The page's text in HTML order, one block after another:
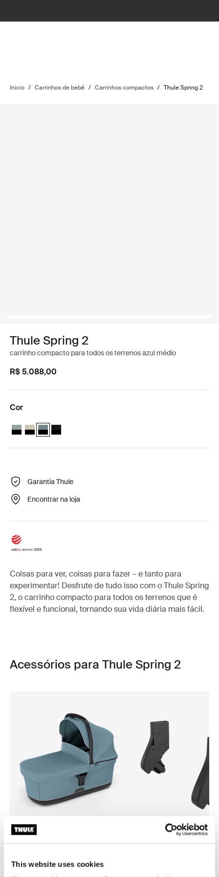
This website uses cookies
Início / Carrinhos de bebê / Carrinhos compactos / Thule Spring 2
Thule Spring 2
carrinho compacto para todos os terrenos azul médio
R$ 5.088,00
Cor
Thule Spring 2 Verde névoa no preto
Thule Spring 2 Soft Beige
Thule Spring 2 Azul médio no preto (selected)
Thule Spring 2 Preto sobre preto
Garantia Thule
Encontrar na loja
Coisas para ver, coisas para fazer – e tanto para
experimentar! Desfrute de tudo isso com o Thule Spring
2, o carrinho compacto para todos os terrenos que é
flexível e funcional, tornando sua vida diária mais fácil.
Acessórios para Thule Spring 2
berço azul médio